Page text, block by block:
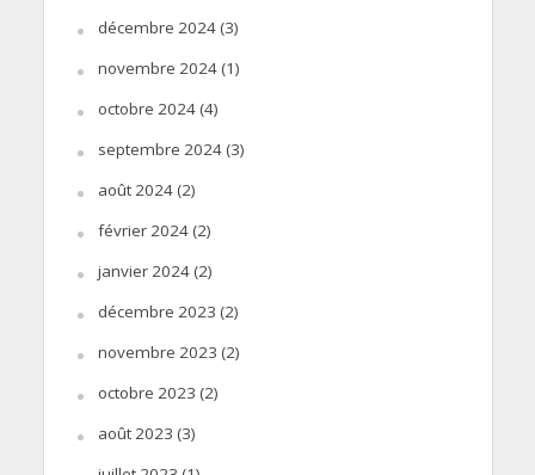
décembre 2024(3)
novembre 2024(1)
octobre 2024(4)
septembre 2024(3)
août 2024(2)
février 2024(2)
janvier 2024(2)
décembre 2023 (2)
novembre 2023 (2)
octobre 2023 (2)
août 2023 (3)